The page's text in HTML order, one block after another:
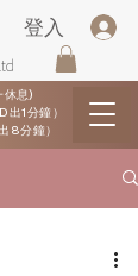
登入
休息)
1分鐘）
8分鐘）